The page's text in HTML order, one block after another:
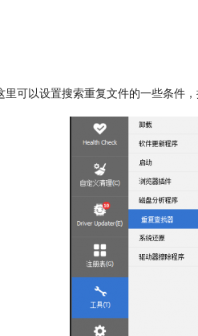
里可以设置搜索重复文件的一些条件